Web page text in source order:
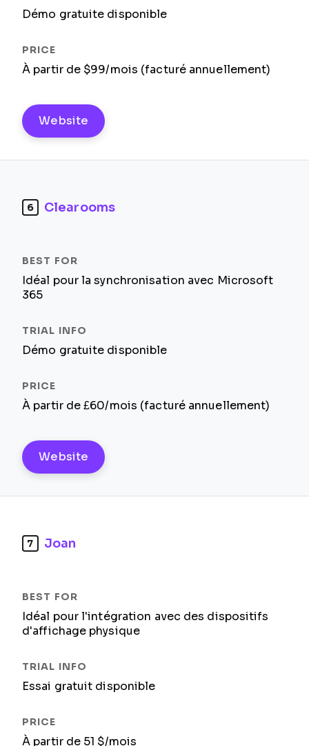
Démo gratuite disponible
À partir de $99/mois (facturé annuellement)
Website
6 Clearooms
Idéal pour la synchronisation avec Microsoft
365
Démo gratuite disponible
À partir de £60/mois (facturé annuellement)
Website
7 Joan
Idéal pour l'intégration avec des dispositifs
d'affichage physique
Essai gratuit disponible
À partir de 51 $/mois